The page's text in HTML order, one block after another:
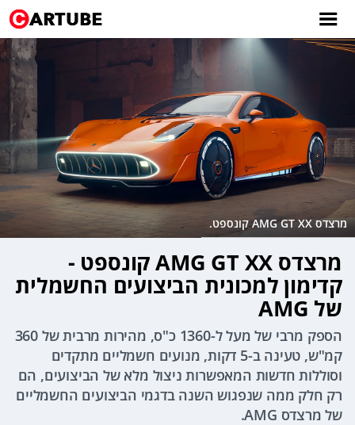
מרצדס AMG GT XX קונספט.
מרצדס AMG GT XX קונספט -
קדימון למכונית הביצועים החשמלית
של AMG
הספק מרבי של מעל ל-1360 כ"ס, מהירות מרבית של 360
קמ"ש, טעינה ב-5 דקות, מנועים חשמליים מתקדים
וסוללות חדשות המאפשרות ניצול מלא של הביצועים, הם
רק חלק ממה שנפגוש השנה בדגמי הביצועים החשמליים
של מרצדס AMG.